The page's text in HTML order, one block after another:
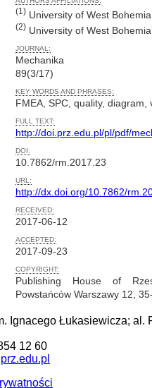
(1) University of West
(2) University of West
JOURNAL:
Mechanika
89(3/17)
KEY WORDS AND PHRASES:
FMEA, SPC, quality, diagram,
FULL TEXT:
http://doi.prz.edu.pl/pl/pdf/
DOI:
10.7862/rm.2017.23
URL:
http://dx.doi.org/10.7862/
RECEIVED:
2017-06-12
ACCEPTED:
2017-09-23
COPYRIGHT:
Publishing House of
Powstańców Warszawy 12,
Ignacego Łukasiewicza; al.
12 60